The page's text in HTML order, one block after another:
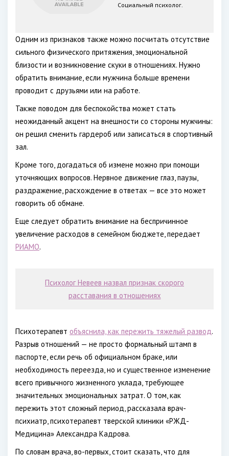
Социальный психолог.
Одним из признаков также можно посчитать отсутствие
сильного физического притяжения, эмоциональной
близости и возникновение скуки в отношениях. Нужно
обратить внимание, если мужчина больше времени
проводит с друзьями или на работе.
Также поводом для беспокойства может стать
неожиданный акцент на внешности со стороны мужчины:
он решил сменить гардероб или записаться в спортивный
зал.
Кроме того, догадаться об измене можно при помощи
уточняющих вопросов. Нервное движение глаз, паузы,
раздражение, расхождение в ответах — все это может
говорить об обмане.
Еще следует обратить внимание на беспричинное
увеличение расходов в семейном бюджете, передает
РИАМО.
Психолог Невеев назвал признак скорого
расставания в отношениях
Психотерапевт объяснила, как пережить тяжелый развод.
Разрыв отношений — не просто формальный штамп в
паспорте, если речь об официальном браке, или
необходимость переезда, но и существенное изменение
всего привычного жизненного уклада, требующее
значительных эмоциональных затрат. О том, как
пережить этот сложный период, рассказала врач-
психиатр, психотерапевт тверской клиники «РЖД-
Медицина» Александра Кадрова.
По словам врача, во-первых, стоит сказать, что для